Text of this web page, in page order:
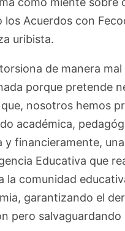
los Acuerdos con
uribista.
de manera mal
porque pretende
nosotros hemos
académica,
y financieramente,
Educativa que
la comunidad
garantizando el
pero salvaguardando